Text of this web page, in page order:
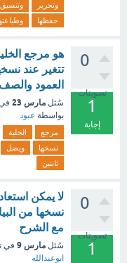
وتحرير
وتنسيق
حفظها
0
تصويتات
1
إجابة
هو مرجع
تتغير عند
العمود
سُئل مارس 23
بواسطة عبود
مرجع الخلية
نسخها
ويضل
ثابتين
0
تصويتات
1
لا يمكن
نسخها من
مع الشرح
سُئل مارس 9 في
ابوعبدالله